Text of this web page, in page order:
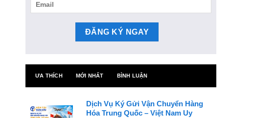
ƯA THÍCH MỚI NHẤT BÌNH LUẬN
Dịch Vụ Ký Gửi Vận Chuyển Hàng
Hóa Trung Quốc – Việt Nam Uy